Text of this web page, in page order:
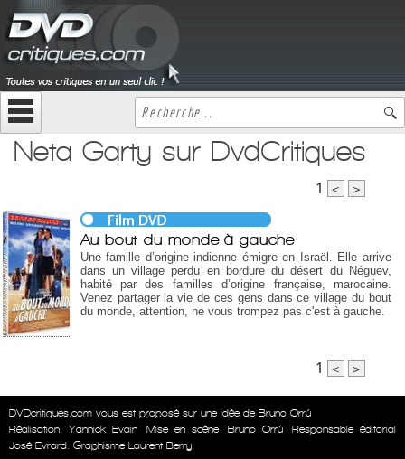
Neta Garty sur DvdCritiques
1 < >
Au bout du monde à gauche
Une famille d’origine indienne émigre en Israël. Elle arrive
dans un village perdu en bordure du désert du Néguev,
habité par des familles d’origine française, marocaine.
Venez partager la vie de ces gens dans ce village du bout
du monde, attention, ne vous trompez pas c'est à gauche.
1 < >
DVDcritiques.com vous est proposé sur une idée de Bruno Orrú
Réalisation
Yannick Evain Mise en scène Bruno Orrú
Responsable éditorial
José Evrard. Graphisme Laurent Berry